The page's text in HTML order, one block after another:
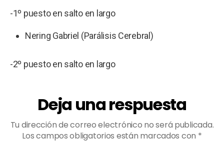
-1º puesto en salto en largo
Nering Gabriel (Parálisis Cerebral)
-2º puesto en salto en largo
Deja una respuesta
Tu dirección de correo electrónico no será publicada.
Los campos obligatorios están marcados con *